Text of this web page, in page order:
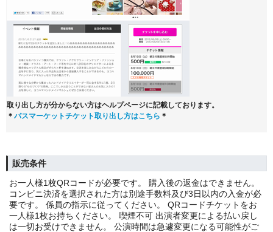
取り出し方が分からない方はヘルプページに記載しております。
＊ パスマーケットチケット取り出し方はこちら ＊
販売条件
お一人様1枚QRコードが必要です。 購入後の返金はできません。
コンビニ決済を選択された方は別途手数料及び3日以内の入金が必
要です。 係員の指示に従ってください。 QRコードチケットをお
一人様1枚お持ちください。 喫煙不可 出演者変更による払い戻し
は一切お受けできません。 公演時間は急遽変更になる可能性がご